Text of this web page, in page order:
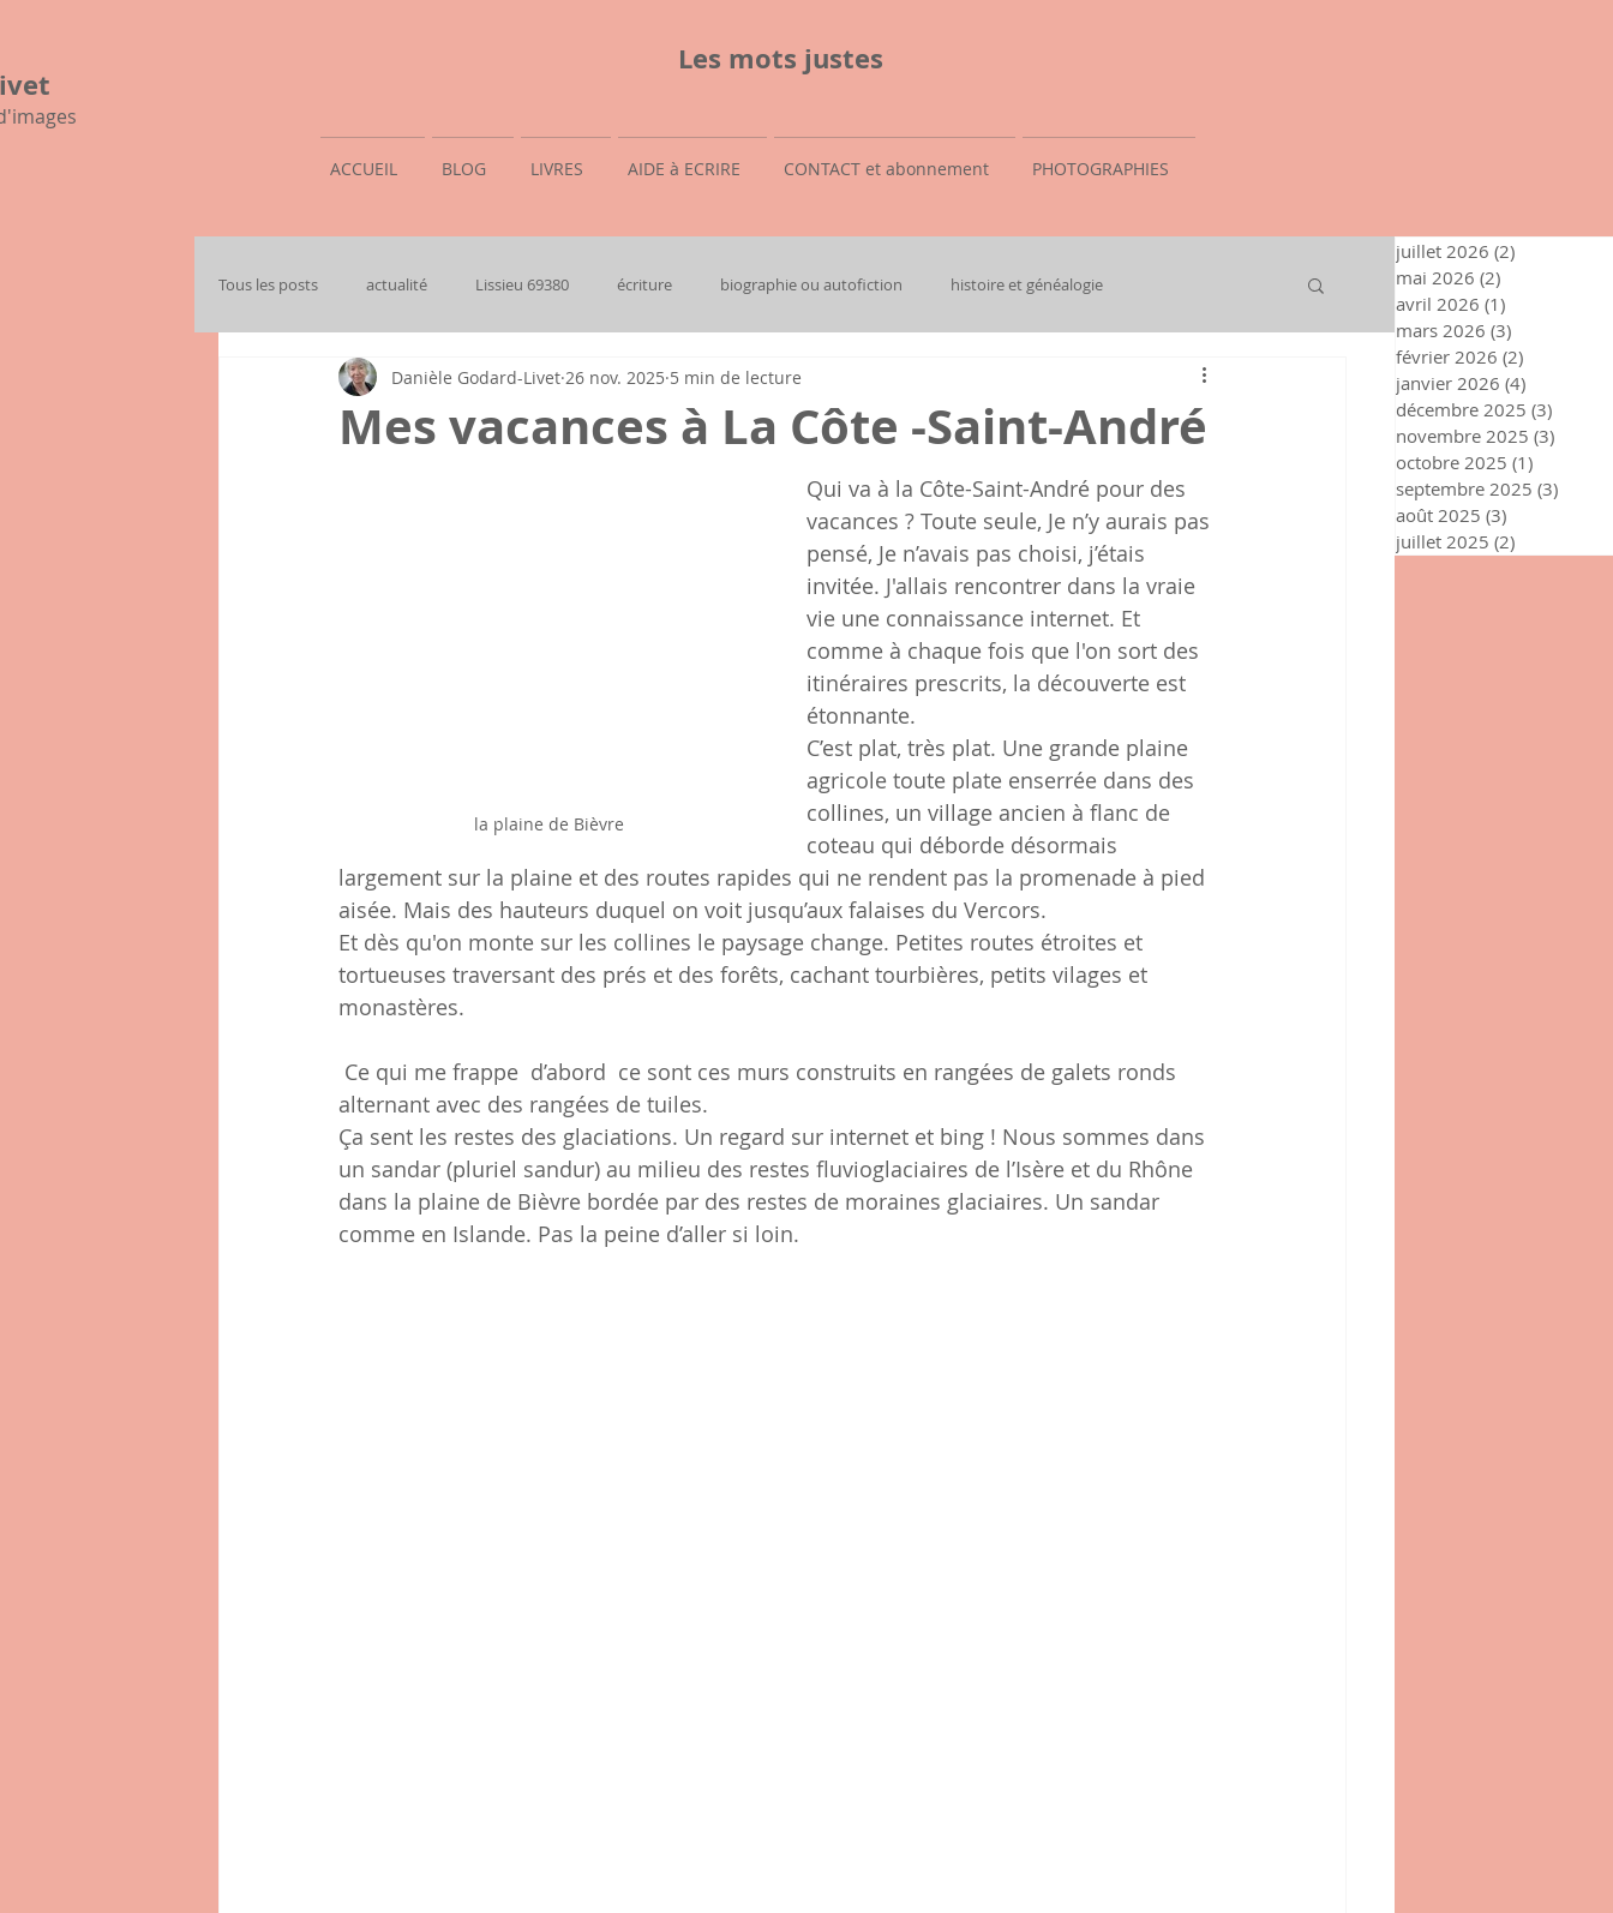
Les mots justes
ACCUEIL BLOG LIVRES AIDE à ECRIRE CONTACT et abonnement PHOTOGRAPHIES
Tous les posts actualité Lissieu 69380 écriture biographie ou autofiction histoire et généalogie
mon histoire familiale
Mes vacances à La Côte -Saint-André
Danièle Godard-Livet 26 nov. 2025 5 min de lecture
la plaine de Bièvre
Qui va à la Côte-Saint-André pour des
vacances ? Toute seule, Je n’y aurais pas
pensé, Je n’avais pas choisi, j’étais
invitée. J'allais rencontrer dans la vraie
vie une connaissance internet. Et
comme à chaque fois que l'on sort des
itinéraires prescrits, la découverte est
étonnante.
C’est plat, très plat. Une grande plaine
agricole toute plate enserrée dans des
collines, un village ancien à flanc de
coteau qui déborde désormais
largement sur la plaine et des routes rapides qui ne rendent pas la promenade à pied
aisée. Mais des hauteurs duquel on voit jusqu’aux falaises du Vercors.
Et dès qu'on monte sur les collines le paysage change. Petites routes étroites et
tortueuses traversant des prés et des forêts, cachant tourbières, petits vilages et
monastères.
alternant avec des rangées de tuiles.
Ça sent les restes des glaciations. Un regard sur internet et bing ! Nous sommes dans
un sandar (pluriel sandur) au milieu des restes fluvioglaciaires de l’Isère et du Rhône
dans la plaine de Bièvre bordée par des restes de moraines glaciaires. Un sandar
comme en Islande. Pas la peine d’aller si loin.
juillet 2026 (2)
mai 2026 (2)
avril 2026 (1)
mars 2026 (3)
février 2026 (2)
janvier 2026 (4)
décembre 2025 (3)
novembre 2025 (3)
octobre 2025 (1)
septembre 2025 (3)
août 2025 (3)
juillet 2025 (2)